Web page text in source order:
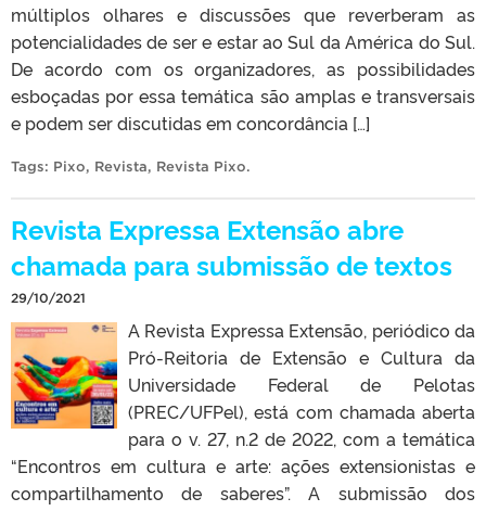
múltiplos olhares e discussões que reverberam as
potencialidades de ser e estar ao Sul da América do Sul.
De acordo com os organizadores, as possibilidades
esboçadas por essa temática são amplas e transversais
e podem ser discutidas em concordância […]
Tags: Pixo, Revista, Revista Pixo.
Revista Expressa Extensão abre
chamada para submissão de textos
29/10/2021
A Revista Expressa Extensão, periódico da
Pró-Reitoria de Extensão e Cultura da
Universidade Federal de Pelotas
(PREC/UFPel), está com chamada aberta
para o v. 27, n.2 de 2022, com a temática
“Encontros em cultura e arte: ações extensionistas e
compartilhamento de saberes”. A submissão dos